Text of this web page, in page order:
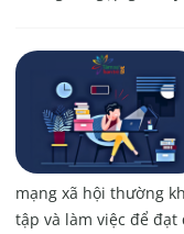
mạng xã hội thường
tập và làm việc để